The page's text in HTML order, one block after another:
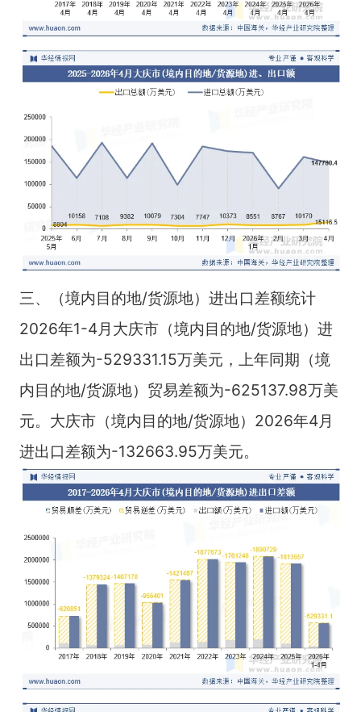
三、（境内目的地/货源地）进出口差额统计
2026年1-4月大庆市（境内目的地/货源地）进
出口差额为-529331.15万美元，上年同期（境
内目的地/货源地）贸易差额为-625137.98万美
元。大庆市（境内目的地/货源地）2026年4月
进出口差额为-132663.95万美元。